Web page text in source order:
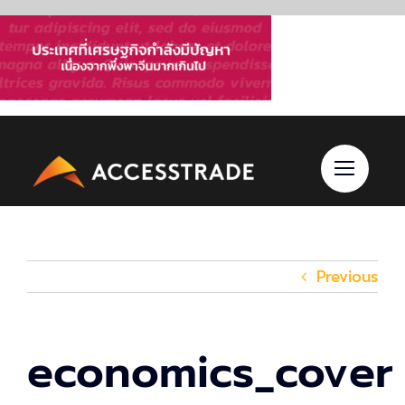
Skip
to
content
Previous
economics_cover